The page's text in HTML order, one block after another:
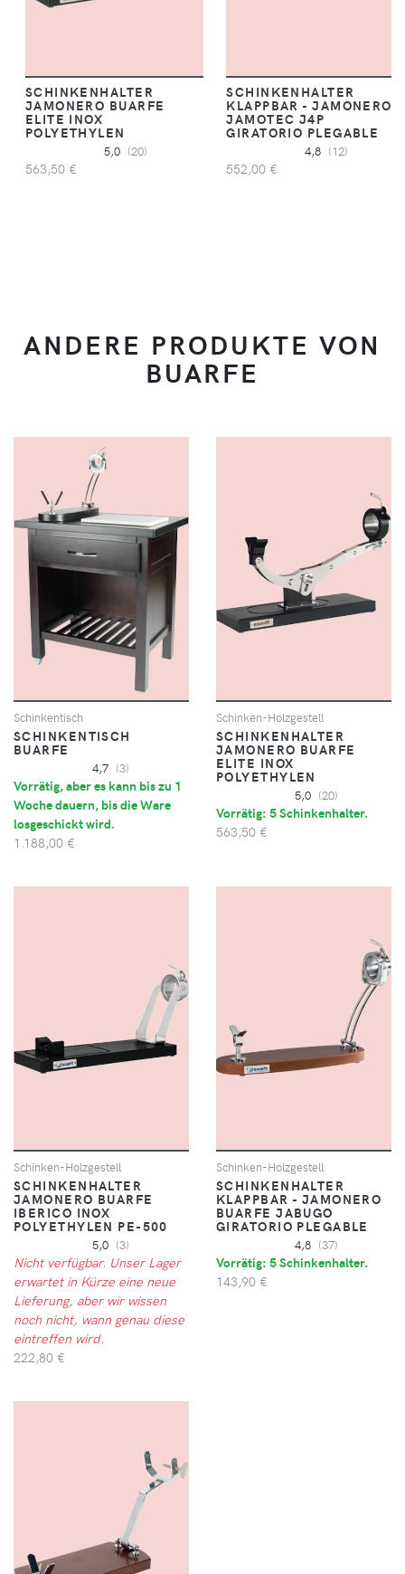
SCHINKENHALTER
JAMONERO BUARFE
ELITE INOX
POLYETHYLEN
5,0 (20)
563,50 €
SCHINKENHALTER
KLAPPBAR - JAMONERO
JAMOTEC J4P
GIRATORIO PLEGABLE
4,8 (12)
552,00 €
ANDERE PRODUKTE VON
BUARFE
Schinkentisch
SCHINKENTISCH
BUARFE
4,7 (3)
Vorrätig, aber es kann bis zu 1
Woche dauern, bis die Ware
losgeschickt wird.
1.188,00 €
Schinken-Holzgestell
SCHINKENHALTER
JAMONERO BUARFE
ELITE INOX
POLYETHYLEN
5,0 (20)
Vorrätig: 5 Schinkenhalter.
563,50 €
Schinken-Holzgestell
SCHINKENHALTER
JAMONERO BUARFE
IBERICO INOX
POLYETHYLEN PE-500
5,0 (3)
Nicht verfügbar. Unser Lager
erwartet in Kürze eine neue
Lieferung, aber wir wissen
noch nicht, wann genau diese
eintreffen wird.
222,80 €
Schinken-Holzgestell
SCHINKENHALTER
KLAPPBAR - JAMONERO
BUARFE JABUGO
GIRATORIO PLEGABLE
4,8 (37)
Vorrätig: 5 Schinkenhalter.
143,90 €